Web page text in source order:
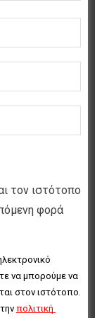
τον ιστότοπο
φορά
να μπορούμε να
στον ιστότοπο.
πολιτική